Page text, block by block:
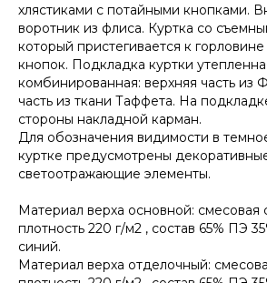
хлястиками с потайными кнопками.
воротник из флиса. Куртка со
который пристегивается к
кнопок. Подкладка куртки
комбинированная: верхняя часть из
часть из ткани Таффета. На
стороны накладной карман.
Для обозначения видимости в
куртке предусмотрены
светоотражающие элементы.
Материал верха основной:
плотность 220 г/м2 , состав 65% ПЭ
синий.
Материал верха отделочный: